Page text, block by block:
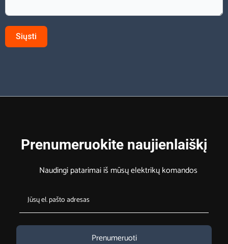
Siųsti
Prenumeruokite naujienlaiškį
Naudingi patarimai iš mūsų elektrikų komandos
Prenumeruoti